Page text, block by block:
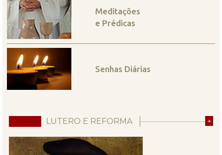
Meditações
e Prédicas
Senhas Diárias
LUTERO E REFORMA +